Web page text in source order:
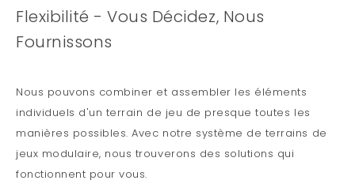
Flexibilité - Vous Décidez, Nous
Fournissons
Nous pouvons combiner et assembler les éléments
individuels d'un terrain de jeu de presque toutes les
manières possibles. Avec notre système de terrains de
jeux modulaire, nous trouverons des solutions qui
fonctionnent pour vous.